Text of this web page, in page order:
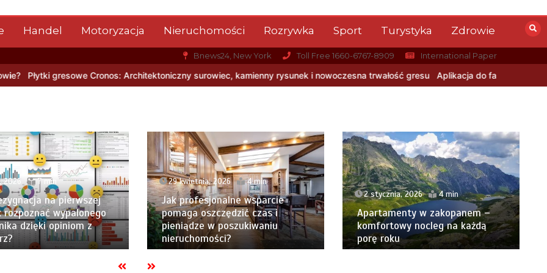
Handel Motoryzacja Nieruchomości Rozrywka Sport Turystyka Zdrowie
Bnews24, New York Toll Free 1660-6767-8909 International Paper
Architektoniczny surowiec, kamienny rysunek i nowoczesna trwałość gresu Aplikacja do fakturowania terenowego —
2026 7 min
na pierwszej
rozpoznać wypalonego
dzięki opiniom z
29 kwietnia, 2026 4 min
Jak profesjonalne wsparcie
pomaga oszczędzić czas i
pieniądze w poszukiwaniu
nieruchomości?
2 stycznia, 2026 4 min
Apartamenty w zakopanem –
komfortowy nocleg na każdą
porę roku